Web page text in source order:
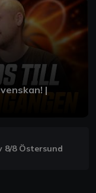
|
8/8 Östersund